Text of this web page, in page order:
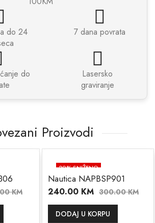
do 24
7 dana povrata
do
Lasersko
graviranje
Proizvodi
KM
20% SNIŽENO
Nautica NAPBSP901
240.00 KM 300.00KM
DODAJ U KORPU